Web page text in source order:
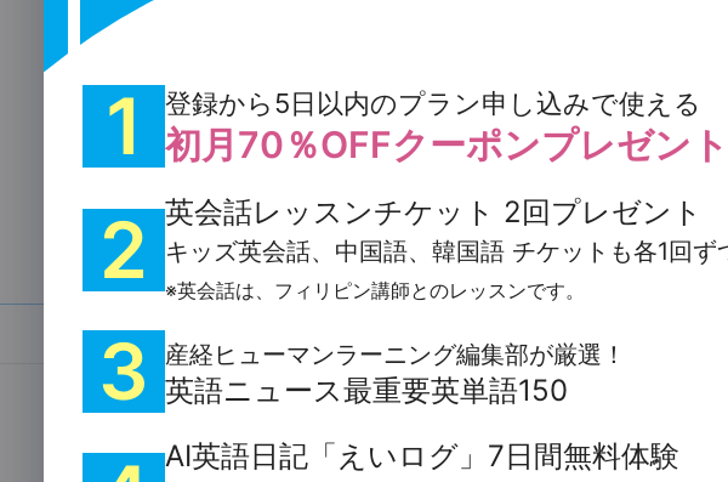
「本サービス」といいます）を利用することに関
り利用規約（以下、「本利用規約」といいます）
を希望する者は、必ず本利用規約を本サービス利
のとし、本サービスを利用する時点で本利用規約
ものとみなします。
定義
本利用規約において使用する用語を、以下のとおり
（https://human.sankei.co.jp）において当社が
※一番下までお読みいただきご同意いただける場合、同
てください。
プライバシーポリシー をお読みください。
同意して進む
1 登録から5日以内のプラン申し込みで使える
初月70％OFFクーポンプレゼント
2 英会話レッスンチケット 2回プレゼント
キッズ英会話、中国語、韓国語 チケットも各1回ず
※英会話は、フィリピン講師とのレッスンです。
3 産経ヒューマンラーニング編集部が厳選！
英語ニュース最重要英単語150
AI英語日記「えいログ」7日間無料体験